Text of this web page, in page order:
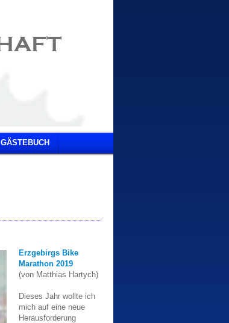
GÄSTEBUCH
Erzgebirgs Bike
Marathon 2019
(von Matthias Hartych)
Dieses Jahr wollte ich
mich auf eine neue
Herausforderung